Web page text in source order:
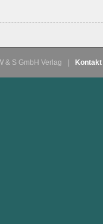
& S GmbH Verlag Kontakt